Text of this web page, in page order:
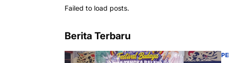
Failed to load posts.
Berita Terbaru